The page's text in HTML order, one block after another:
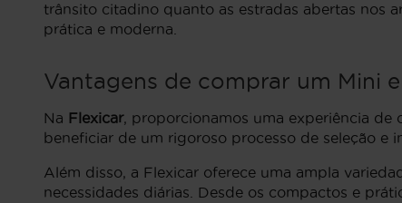
trânsito citadino quanto as estradas abertas nos
prática e moderna.
Vantagens de comprar um Mini
Na Flexicar, proporcionamos uma experiência de
beneficiar de um rigoroso processo de seleção e
Além disso, a Flexicar oferece uma ampla
necessidades diárias. Desde os compactos e